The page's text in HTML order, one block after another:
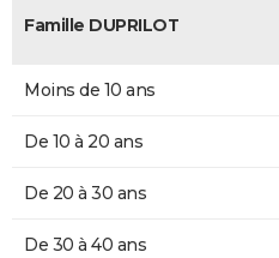
Famille DUPRILOT
Moins de 10 ans
De 10 à 20 ans
De 20 à 30 ans
De 30 à 40 ans